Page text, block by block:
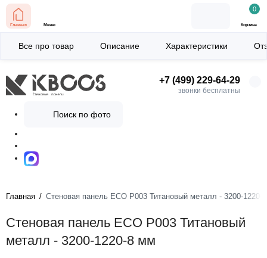
+7 (499) 229-64-29
звонки бесплатны
Поиск по фото
Главная Меню
0
Корзина
Главная Стеновая панель ECO P003 Титановый металл - 3200-1220-
Стеновая панель ECO P003 Титановый
металл - 3200-1220-8 мм
Все про товар Описание Характеристики